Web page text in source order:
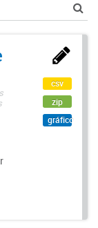
csv
zip
gráfico